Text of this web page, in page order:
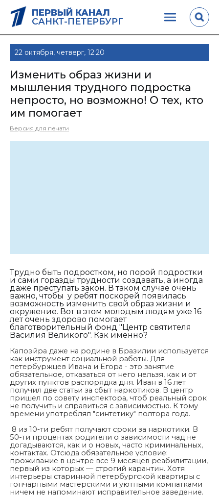
ПЕРВЫЙ КАНАЛ
САНКТ-ПЕТЕРБУРГ
22 октября, четверг, 12:20
Изменить образ жизни и
мышления трудного подростка
непросто, но возможно! О тех, кто
им помогает
Версия для печати
Трудно быть подростком, но порой подростки
и сами горазды трудности создавать, а иногда
даже преступать закон. В таком случае очень
важно, чтобы у ребят поскорей появилась
возможность изменить свой образ жизни и
окружение. Вот в этом молодым людям уже 16
лет очень здорово помогает
благотворительный фонд "Центр святителя
Василия Великого". Как именно?
Капоэйра даже на родине в Бразилии используется
как инструмент социальной работы. Для
петербуржцев Ивана и Егора - это занятие
обязательное, отказаться от него нельзя, как и от
других пунктов распорядка дня. Иван в 16 лет
получил две статьи за сбыт наркотиков. В центр
пришел по совету инспектора, чтоб реальный срок
не получить и справиться с зависимостью. К тому
времени употреблял "синтетику" полтора года.
8 из 10-ти ребят получают сроки за наркотики. В
50-ти процентах родители о зависимости чад не
догадываются, как и о новых, часто криминальных,
контактах. Отсюда обязательное условие:
проживание в центре все 9 месяцев реабилитации,
первый из которых — строгий карантин. Хотя
интерьеры старинной петербургской квартиры с
гончарными мастерскими и уютными комнатками
ничем не напоминают исправительное заведение.